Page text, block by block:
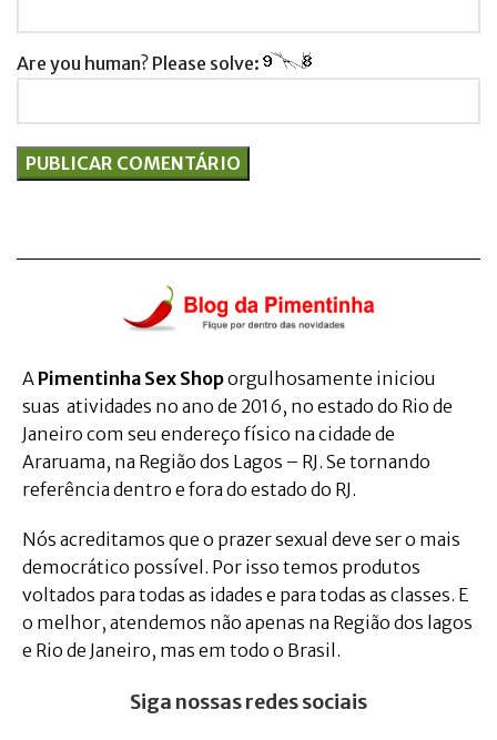
Are you human? Please solve:
A Pimentinha Sex Shoporgulhosamente iniciou
suas atividades no ano de 2016, no estado do Rio de
Janeiro com seu endereço físico na cidade de
Araruama, na Região dos Lagos – RJ. Se tornando
referência dentro e fora do estado do RJ.
Nós acreditamos que o prazer sexual deve ser o mais
democrático possível. Por isso temos produtos
voltados para todas as idades e para todas as classes. E
o melhor, atendemos não apenas na Região dos lagos
e Rio de Janeiro, mas em todo o Brasil.
Siga nossas redes sociais